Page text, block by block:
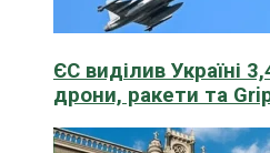
ЄС виділив Україні
дрони, ракети та